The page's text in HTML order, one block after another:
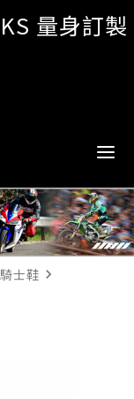
量身訂製
士鞋 navigate_next